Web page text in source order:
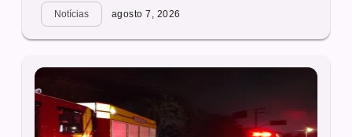
Notícias agosto 7, 2026